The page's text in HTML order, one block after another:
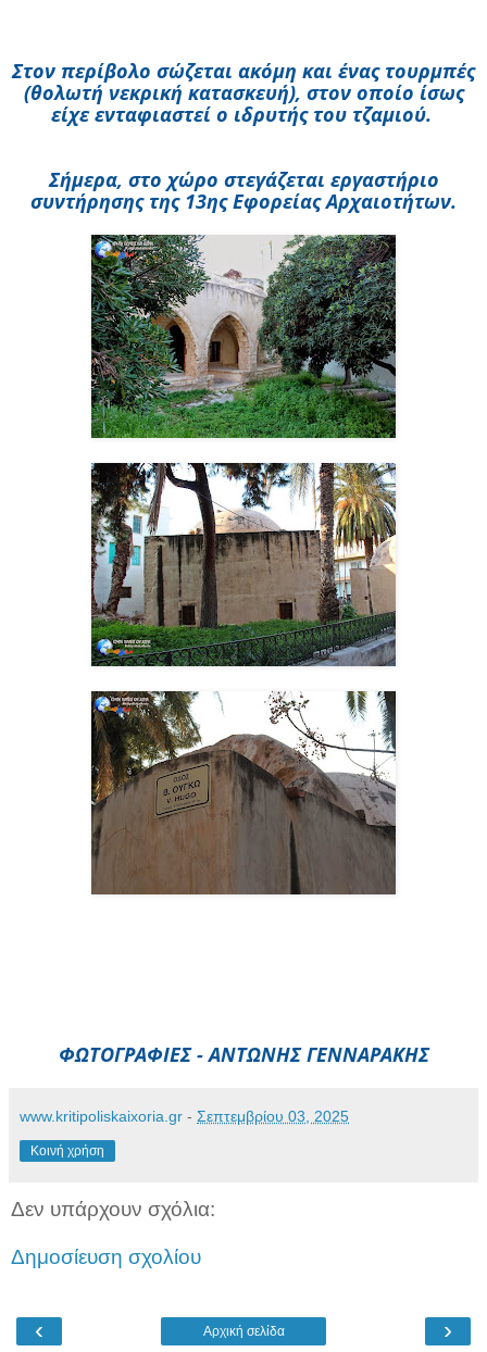
Στον περίβολο σώζεται ακόμη και ένας τουρμπές
(θολωτή νεκρική κατασκευή), στον οποίο ίσως
είχε ενταφιαστεί ο ιδρυτής του τζαμιού.
Σήμερα, στο χώρο στεγάζεται εργαστήριο
συντήρησης της 13ης Εφορείας Αρχαιοτήτων.
ΦΩΤΟΓΡΑΦΙΕΣ - ΑΝΤΩΝΗΣ ΓΕΝΝΑΡΑΚΗΣ
www.kritipoliskaixoria.gr - Σεπτεμβρίου 03, 2025
Κοινή χρήση
Δεν υπάρχουν σχόλια:
Δημοσίευση σχολίου
‹ ›
Αρχική σελίδα